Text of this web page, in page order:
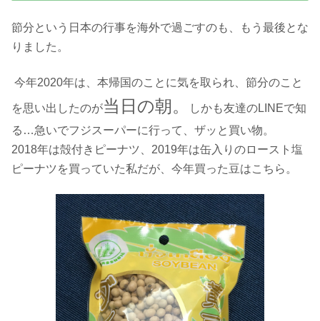
節分という日本の行事を海外で過ごすのも、
もう最後とな
りました。
今年2020年は、本帰国のことに気を取られ、節分のこと
を思い出したのが当日の朝。
しかも友達のLINEで知
る…急いでフジスーパーに行って、ザッと買い物。
2018年は殻付きピーナツ、2019年は缶入りのロースト塩
ピーナツを買っていた私だが、今年買った豆はこちら。